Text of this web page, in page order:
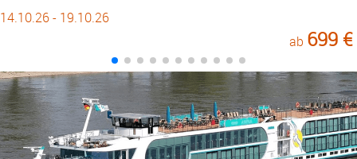
14.10.26 - 19.10.26
ab 699 €